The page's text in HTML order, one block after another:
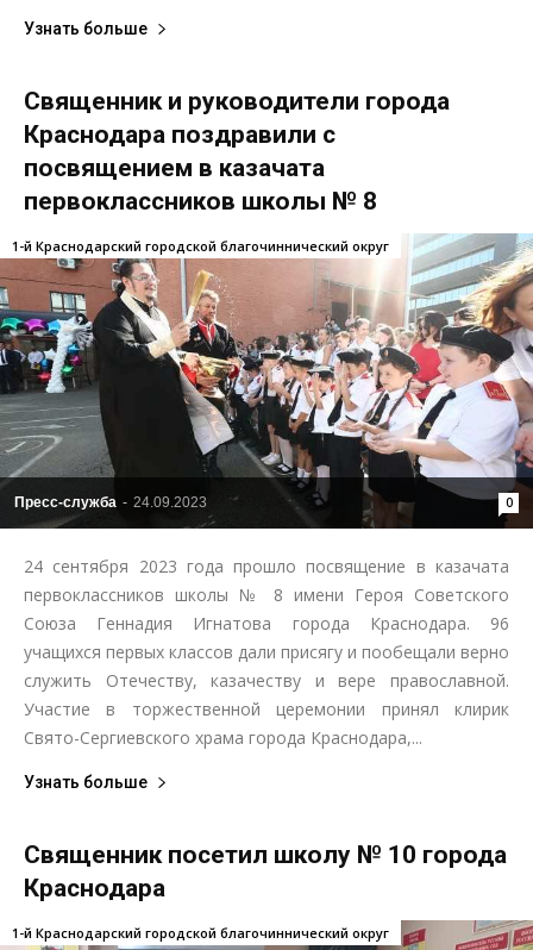
Узнать больше
Священник и руководители города
Краснодара поздравили с
посвящением в казачата
первоклассников школы № 8
Пресс-служба - 24.09.2023 0
1-й Краснодарский городской благочиннический округ
24 сентября 2023 года прошло посвящение в казачата
первоклассников школы № 8 имени Героя Советского
Союза Геннадия Игнатова города Краснодара. 96
учащихся первых классов дали присягу и пообещали верно
служить Отечеству, казачеству и вере православной.
Участие в торжественной церемонии принял клирик
Свято-Сергиевского храма города Краснодара,...
Узнать больше
Священник посетил школу № 10 города
Краснодара
1-й Краснодарский городской благочиннический округ